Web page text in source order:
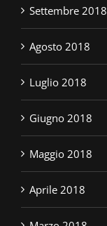
Settembre 2018
Agosto 2018
Luglio 2018
Giugno 2018
Maggio 2018
Aprile 2018